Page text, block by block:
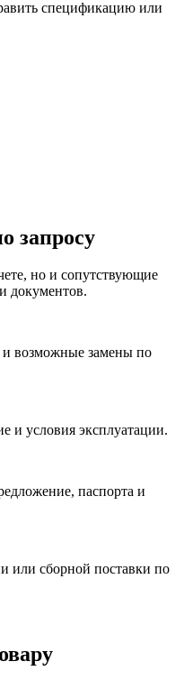
спецификацию или
запросу
но и сопутствующие
документов.
и возможные замены по
и условия эксплуатации.
паспорта и
или сборной поставки по